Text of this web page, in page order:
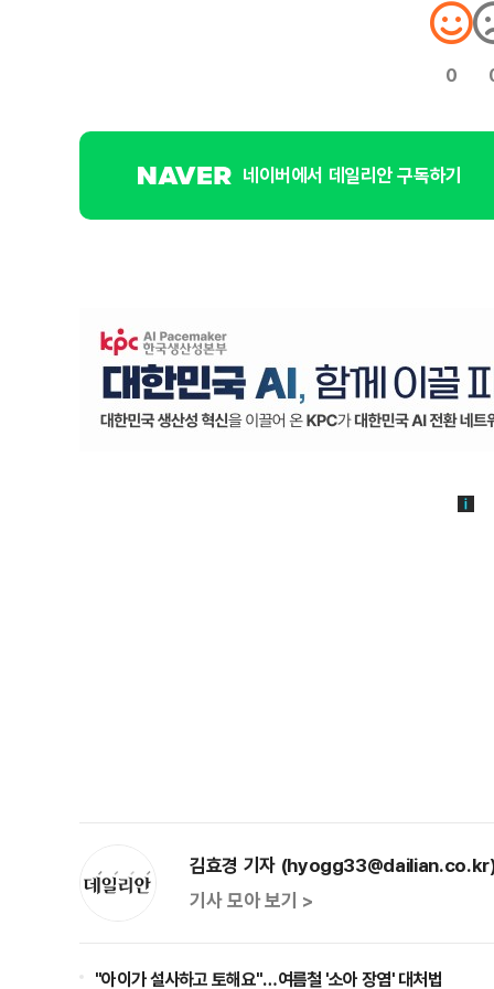
0
네이버에서 데일리안 구독하기
김효경 기자
기사 모아 보기 >
"아이가 설사하고 토해요"…여름철 '소아 장염' 대처법